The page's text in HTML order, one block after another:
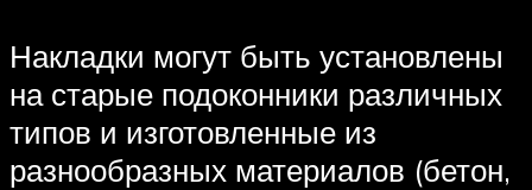
Накладки могут быть установлены
на старые подоконники различных
типов и изготовленные из
разнообразных материалов (бетон,